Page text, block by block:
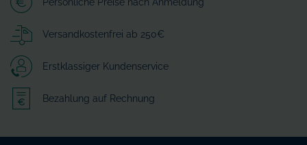
Versandkostenfrei ab 250€
Erstklassiger Kundenservice
Bezahlung auf Rechnung